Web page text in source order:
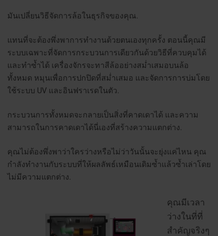
มันเปลี่ยนวิธีจัดการล้อในธุรกิจของคุณ.
แทนที่จะต้องพึ่งพาการทำงานด้วยตนเองทุกครั้ง ตอนนี้คุณมี
ระบบเฉพาะที่จัดการกระบวนการเดียวกันด้วยวิธีที่ควบคุมได้
และทำซ้ำได้ เครื่องจักรจะทาสีล้ออย่างสม่ำเสมอบนล้อ
ทั้งหมด หมุนเพื่อการปกปิดที่สม่ำเสมอ และจัดการการบ่มโดย
ใช้ระบบ UV และอินฟราเรดในตัว.
กระบวนการทั้งหมดจะกลายเป็นสิ่งที่คาดเดาได้ และความ
สามารถในการคาดเดาได้นี่เองที่สร้างความแตกต่าง.
คุณไม่ต้องพึ่งพาว่าใครว่างหรือไม่ว่าวันนั้นจะยุ่งแค่ไหน คุณ
กำลังทำงานกับระบบที่ให้ผลลัพธ์เหมือนเดิมซ้ำแล้วซ้ำเล่าโดย
ไม่มีความแตกต่าง.
คุณมีเวลา
ว่างในที่ที่
สำคัญจริงๆ